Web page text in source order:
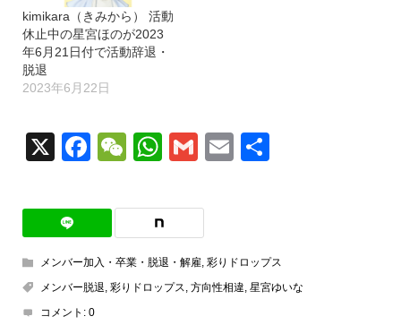
kimikara（きみから） 活動
休止中の星宮ほのが2023
年6月21日付で活動辞退・
脱退
2023年6月22日
X Facebook
WeChat
WhatsApp
GmailEmail
メンバー加入・卒業・脱退・解雇, 彩りドロップス
メンバー脱退, 彩りドロップス, 方向性相違, 星宮ゆいな
コメント: 0